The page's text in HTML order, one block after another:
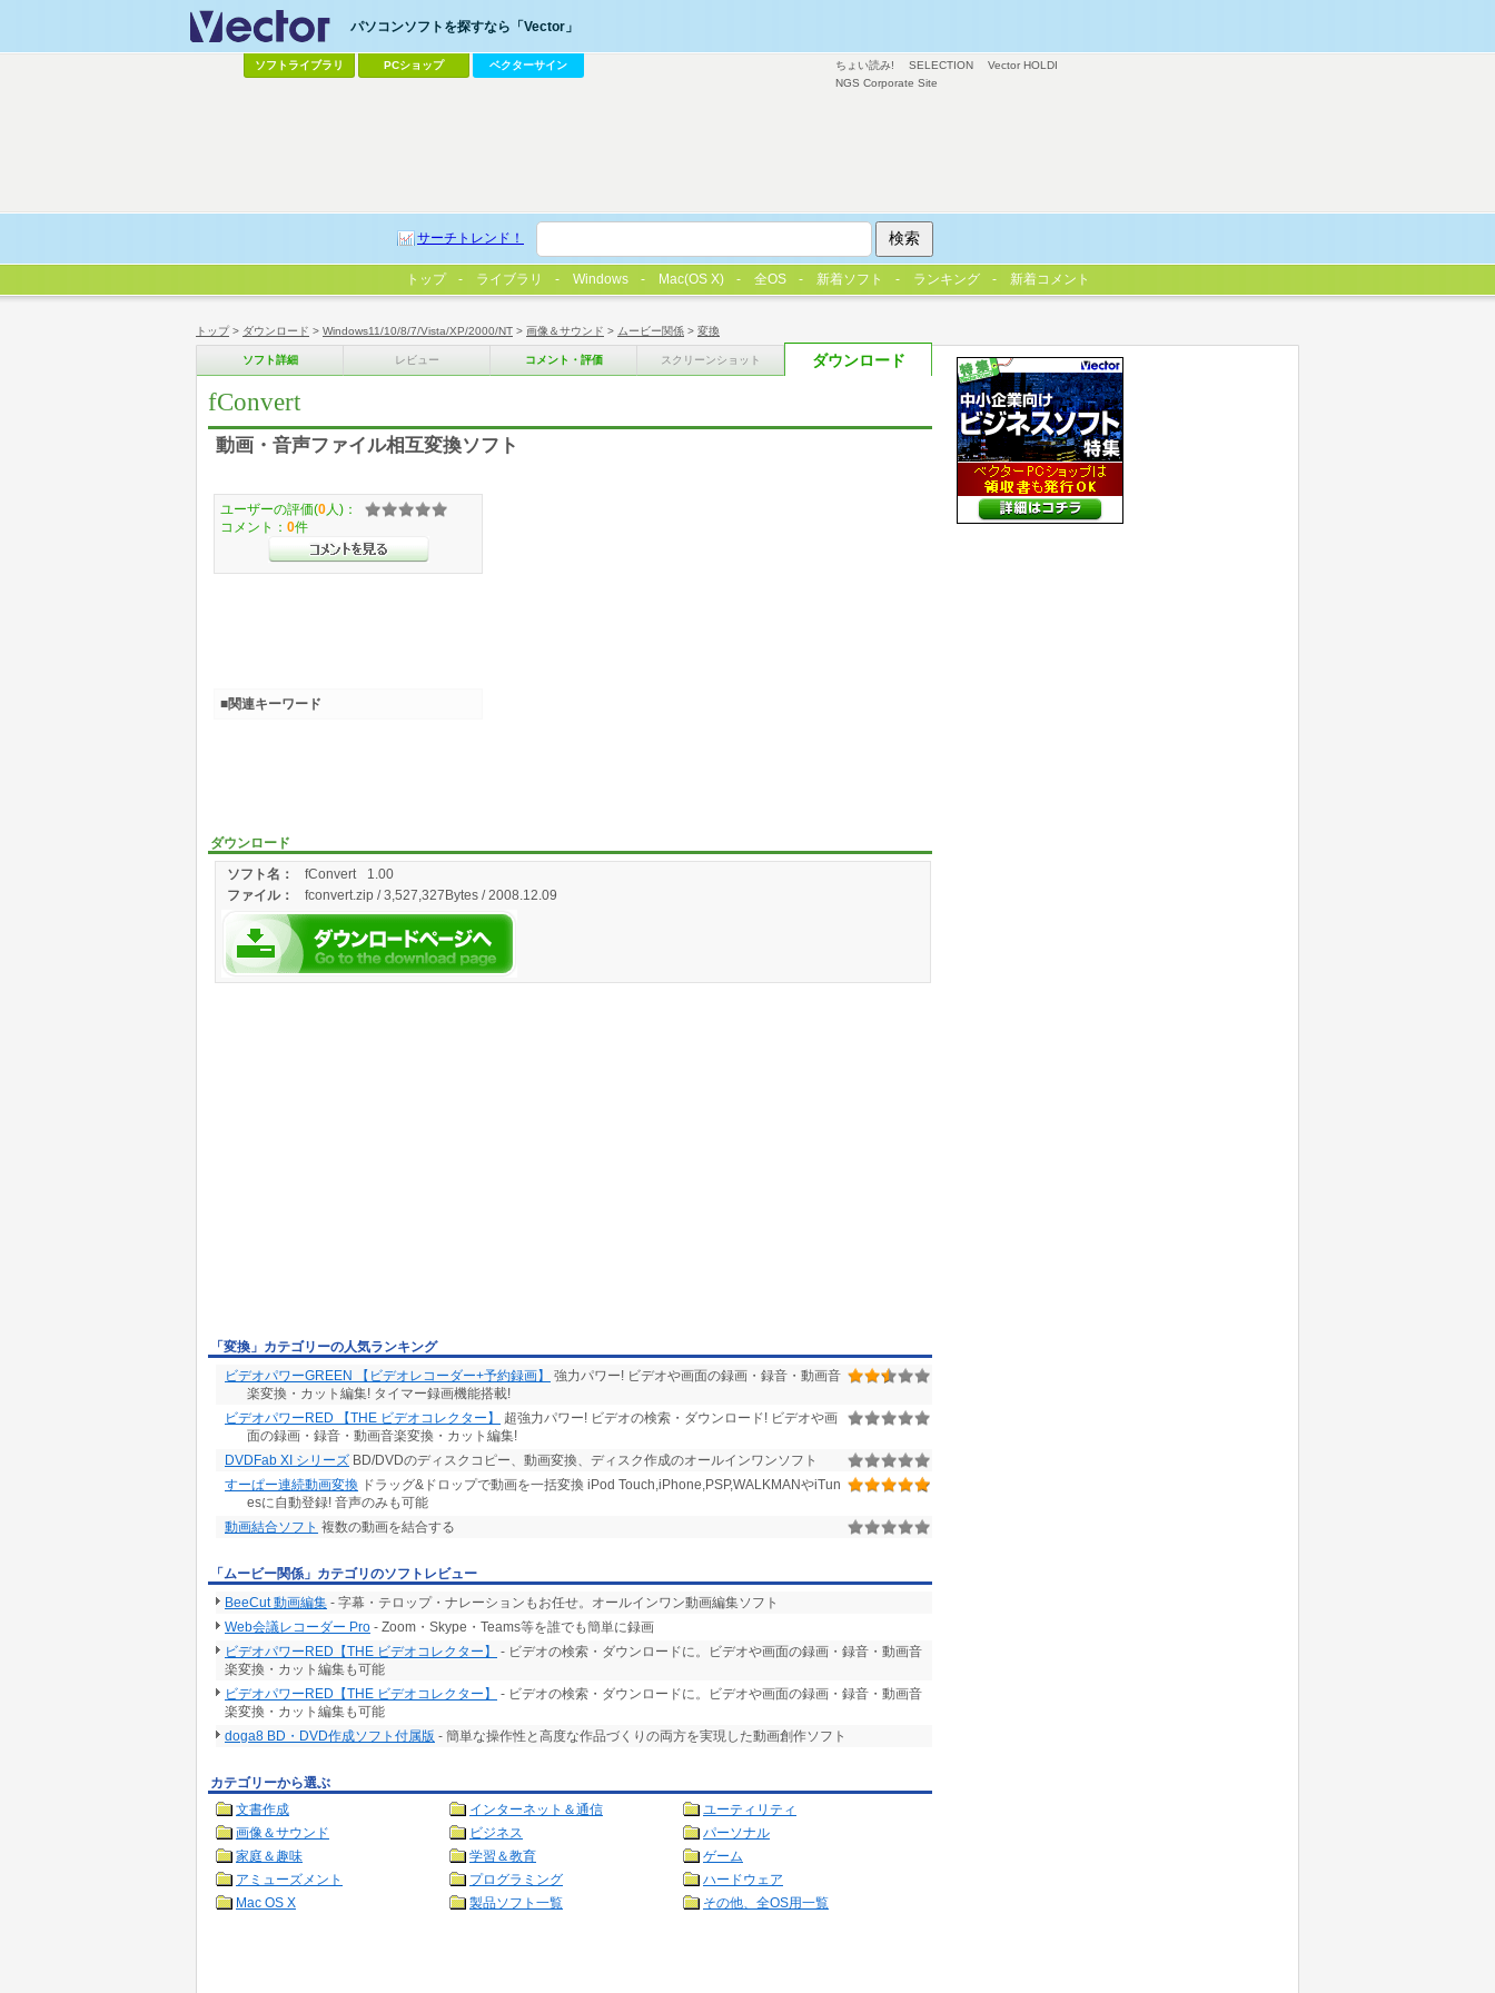
トップ> ダウンロード > Windows11/10/8/7/Vista/XP/2000/NT > 画像＆サウンド > ムービー関係 > 変換
ソフト詳細 レビュー コメント・評価 スクリーンショット ダウンロード
fConvert
動画・音声ファイル相互変換ソフト
ダウンロード
ソフト名：
fConvert 1.00
ファイル： fconvert.zip / 3,527,327Bytes / 2008.12.09
ユーザーの評価(0 人)：
コメント： 0件
■関連キーワード
「変換」カテゴリーの人気ランキング
ビデオパワーGREEN 【ビデオレコーダー+予約録画】
強力パワー! ビデオや画面の録画・録音・動画音
楽変換・カット編集! タイマー録画機能搭載!
ビデオパワーRED 【THE ビデオコレクター】
超強力パワー! ビデオの検索・ダウンロード! ビデオや画
面の録画・録音・動画音楽変換・カット編集!
DVDFab XI シリーズ BD/DVDのディスクコピー、動画変換、ディスク作成のオールインワンソフト
すーぱー連続動画変換 ドラッグ&ドロップで動画を一括変換 iPod Touch,iPhone,PSP,WALKMANやiTun
esに自動登録! 音声のみも可能
動画結合ソフト 複数の動画を結合する
「ムービー関係」カテゴリのソフトレビュー
BeeCut 動画編集 - 字幕・テロップ・ナレーションもお任せ。オールインワン動画編集ソフト
Web会議レコーダー Pro - Zoom・Skype・Teams等を誰でも簡単に録画
ビデオパワーRED【THE ビデオコレクター】
- ビデオの検索・ダウンロードに。ビデオや画面の録画・録音・動画音
楽変換・カット編集も可能
ビデオパワーRED【THE ビデオコレクター】
- ビデオの検索・ダウンロードに。ビデオや画面の録画・録音・動画音
楽変換・カット編集も可能
doga8 BD・DVD作成ソフト付属版 - 簡単な操作性と高度な作品づくりの両方を実現した動画創作ソフト
カテゴリーから選ぶ
文書作成
インターネット＆通信
ユーティリティ
画像＆サウンド
ビジネス
パーソナル
家庭＆趣味
学習＆教育
ゲーム
アミューズメント
プログラミング
ハードウェア
Mac OS X
製品ソフト一覧 その他、全OS用一覧
ちょい読み! SELECTION
Vector HOLDI
NGS Corporate Site
パソコンソフトを探すなら「Vector」
ソフトライブラリ PCショップ ベクターサイン
サーチトレンド！
トップ ライブラリ Windows Mac(OS X) 全OS 新着ソフト ランキング 新着コメント